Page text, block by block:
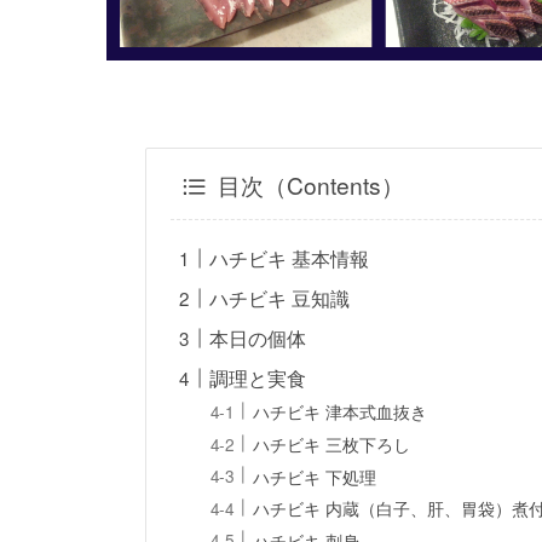
目次（Contents）
ハチビキ 基本情報
ハチビキ 豆知識
本日の個体
調理と実食
ハチビキ 津本式血抜き
ハチビキ 三枚下ろし
ハチビキ 下処理
ハチビキ 内蔵（白子、肝、胃袋）煮